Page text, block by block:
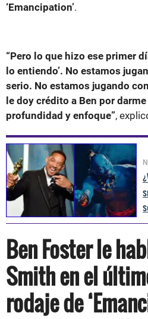
‘Emancipation’.
“Pero lo que hizo ese primer
lo entiendo’. No estamos
serio. No estamos jugando
le doy crédito a Ben por
profundidad y enfoque”,
Ben Foster le
Smith en el
rodaje de